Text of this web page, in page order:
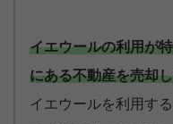
イエウールの利用が
にある不動産を売却
イエウールを利用す